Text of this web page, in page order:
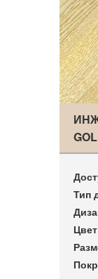
(Е…
Тип